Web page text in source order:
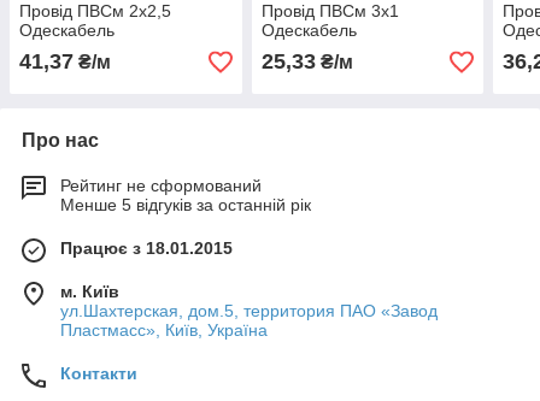
Провід ПВСм 2х2,5
Одескабель
41,37 ₴/м
Провід ПВСм 3х1
Одескабель
25,33₴/м
Про нас
Рейтинг не сформований
Менше 5 відгуків за останній рік
Працює з 18.01.2015
м. Київ
ул.Шахтерская, дом.5, территория ПАО «Завод
Пластмасс», Київ, Україна
Контакти